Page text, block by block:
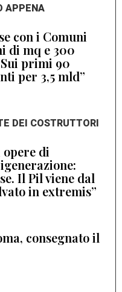
APPENA
con i Comuni
di mq e 300
primi 90
per 3,5 mld”
DEI COSTRUTTORI
opere di
Il Pil viene dal
in extremis”
consegnato il